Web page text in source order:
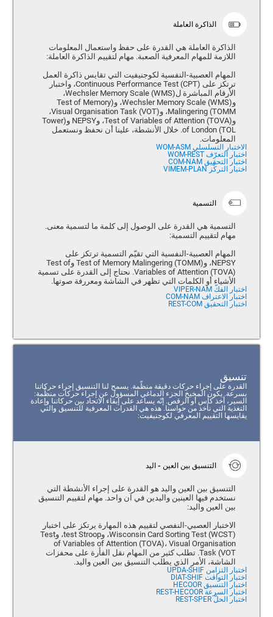
الذاكرة العاملة
الذاكرة العاملة هي القدرة على حفظ واستعمال المعلومات
اللازمة للمهام المعرفية الصعبة. مهام لتقييم الذاكرة العاملة:
المهام العصبية-النفسية لكوجنيفيت التي تقايس ذاكرة العمل
ترتكز على Continuous Performance Test (CPT)، واختبار
الأرقام المباشرة ل(Wechsler Memory Scale (WMS،
و(Wechsler Memory Scale (WMS، و(Test of Memory
Malingering (TOMM، وVisual Organisation Task (VOT)،
و(Test of Variables of Attention (TOVA، وNEPSY و(Tower
of London (TOL. خلال الأنشطة، علينا أن نحفظ ونستعمل
المعلومات.
الاختبار التسلسلي WOM-ASM
اختبار التعرّف WOM-REST
اختبار التحقيق COM-NAM
اختبار التركّز VIMEM-PLAN
التسمية
التسمية هي القدرة على الوصول إلى كلمة ما لتسمية معنى.
مهام لتقييم التسمية:
المهام العصبية-النفسية التي تقيّم التسمية ترتكز على
NEPSY، و(Test of Memory Malingering (TOMM وTest of
Variables of Attention (TOVA). نحتاج إلى القدرة على تسمية
الأشياء أو الكلمات التي تظهر في الشاشة ومعررفة صوتها.
اختبار الفكّ VIPER-NAM
اختبار الاعتراف COM-NAM
اختبار التحقيق REST-COM
تنسيق
القدرة على إجراء حركات دقيقة منظّمة. يسمح لنا التنسيق إجراء حركاتنا
بسرعة. يكون المخيخ الجزء الدماغي المسؤول عن إجراء حركات منظّمة:
السير، أخذ كأس أو الرقص. إنّه يساعد على إبقاء الاتحاد بين حركاتنا وإعادة
التغذية التي نأخذ من حواسنا. هذه هي القدرات المعرفية للتنسيق والتي
يقايسها التقييم المعرفي لكوجنيفيت:
التنسيق بين العين - اليد
التنسيق بين العين واليد هو القدرة على إجراء الأنشطة التي
نستخدم فيها العينين واليدين في آن واحد. مهام لتقييم التنسيق
بين العين واليد:
الاختبار العصبي-النفصي لتقييم هذه المهارة يرتكز على اختبار
Wisconsin Card Sorting Test (WCST)، وtest Stroop، وTest
of Variables of Attention (TOVA)، Visual Organisation
Task (VOT. تطلب كثير من المهام نقل الفأرة على محفزات
الشاشة، الأمر الذي يطلب التنسيق بين العين واليد.
اختبار التزامن UPDA-SHIF
اختبار التواقت DIAT-SHIF
اختبار التنسيق HECOOR
اختبار السرعة REST-HECOOR
اختبار الحلّ REST-SPER